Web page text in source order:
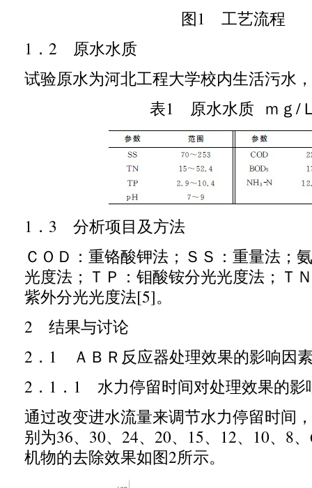
图1 工艺流程
1 ． 2 原水水质
试验原水为河北工程大学校内生活污水
表1 原水水质 ｍｇ/
1 ． 3 分析项目及方法
ＣＯＤ：重铬酸钾法；ＳＳ：重量法；
光度法；ＴＰ：钼酸铵分光光度法；Ｔ
紫外分光光度法[5]。
2 结果与讨论
2 ． 1 ＡＢＲ反应器处理效果的影响因
2 ． 1 ． 1 水力停留时间对处理效果的影
通过改变进水流量来调节水力停留时间
别为36、 30、 24、 20、 15、 12、 10、 8、
机物的去除效果如图2所示。